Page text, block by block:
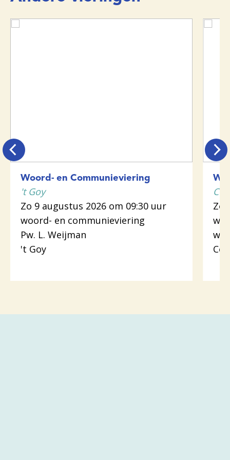
Woord- en Communieviering
't Goy
Zo 9 augustus 2026 om 09:30 uur
woord- en communieviering
Pw. L. Weijman
't Goy
Zo